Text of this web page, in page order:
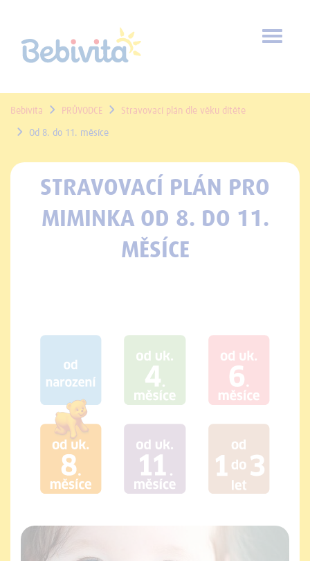
Toggle
Bebivita PRŮVODCE Stravovací plán dle věku dítěte
Od 8. do 11. měsíce
STRAVOVACÍ PLÁN PRO
MIMINKA OD 8. DO 11.
MĚSÍCE